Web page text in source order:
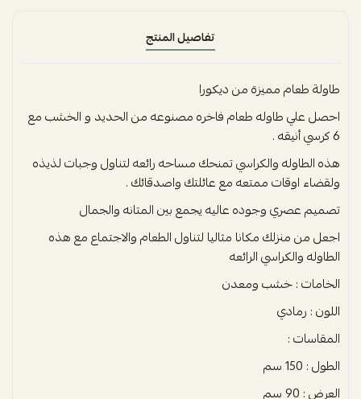
تفاصيل المنتج
طاولة طعام مميزة من ديكورا
احصل علي طاوله طعام فاخره مصنوعه من الحديد و الخشب مع
6 كرسي أنيقه .
هذه الطاوله والكراسي تمنحك مساحه رائعه لتناول وجبات لذيذه
ولقضاء اوقات ممتعه مع عائلتك واصدقائك .
تصميم عصري وجوده عاليه يجمع بين المتانه والجمال
اجعل من منزلك مكانا مثاليا لتناول الطعام والاجتماع مع هذه
الطاوله والكراسي الرائعه
الخامات : خشب ومعدن
اللون : رمادي
المقاسات :
الطول : 150 سم
العرض : 90 سم